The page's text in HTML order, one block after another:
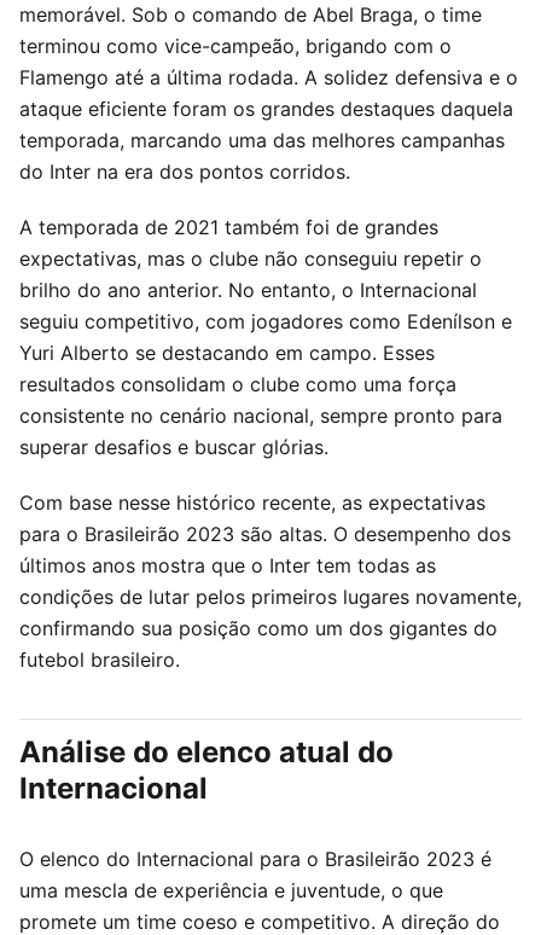
memorável. Sob o comando de Abel Braga, o time
terminou como vice-campeão, brigando com o
Flamengo até a última rodada. A solidez defensiva e o
ataque eficiente foram os grandes destaques daquela
temporada, marcando uma das melhores campanhas
do Inter na era dos pontos corridos.
A temporada de 2021 também foi de grandes
expectativas, mas o clube não conseguiu repetir o
brilho do ano anterior. No entanto, o Internacional
seguiu competitivo, com jogadores como Edenílson e
Yuri Alberto se destacando em campo. Esses
resultados consolidam o clube como uma força
consistente no cenário nacional, sempre pronto para
superar desafios e buscar glórias.
Com base nesse histórico recente, as expectativas
para o Brasileirão 2023 são altas. O desempenho dos
últimos anos mostra que o Inter tem todas as
condições de lutar pelos primeiros lugares novamente,
confirmando sua posição como um dos gigantes do
futebol brasileiro.
Análise do elenco atual do
Internacional
O elenco do Internacional para o Brasileirão 2023 é
uma mescla de experiência e juventude, o que
promete um time coeso e competitivo. A direção do